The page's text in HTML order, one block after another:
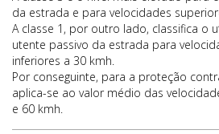
da estrada e para velocidades
A classe 1, por outro lado, classifica o
utente passivo da estrada para
inferiores a 30 kmh.
Por conseguinte, para a proteção
aplica-se ao valor médio das
e 60 kmh.